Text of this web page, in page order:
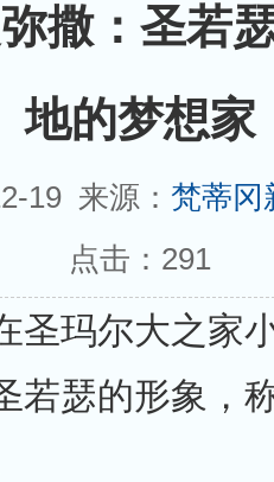
撒：圣若
地的梦想家
19 来源： 梵蒂冈
点击： 291
圣玛尔大之家
若瑟的形象，